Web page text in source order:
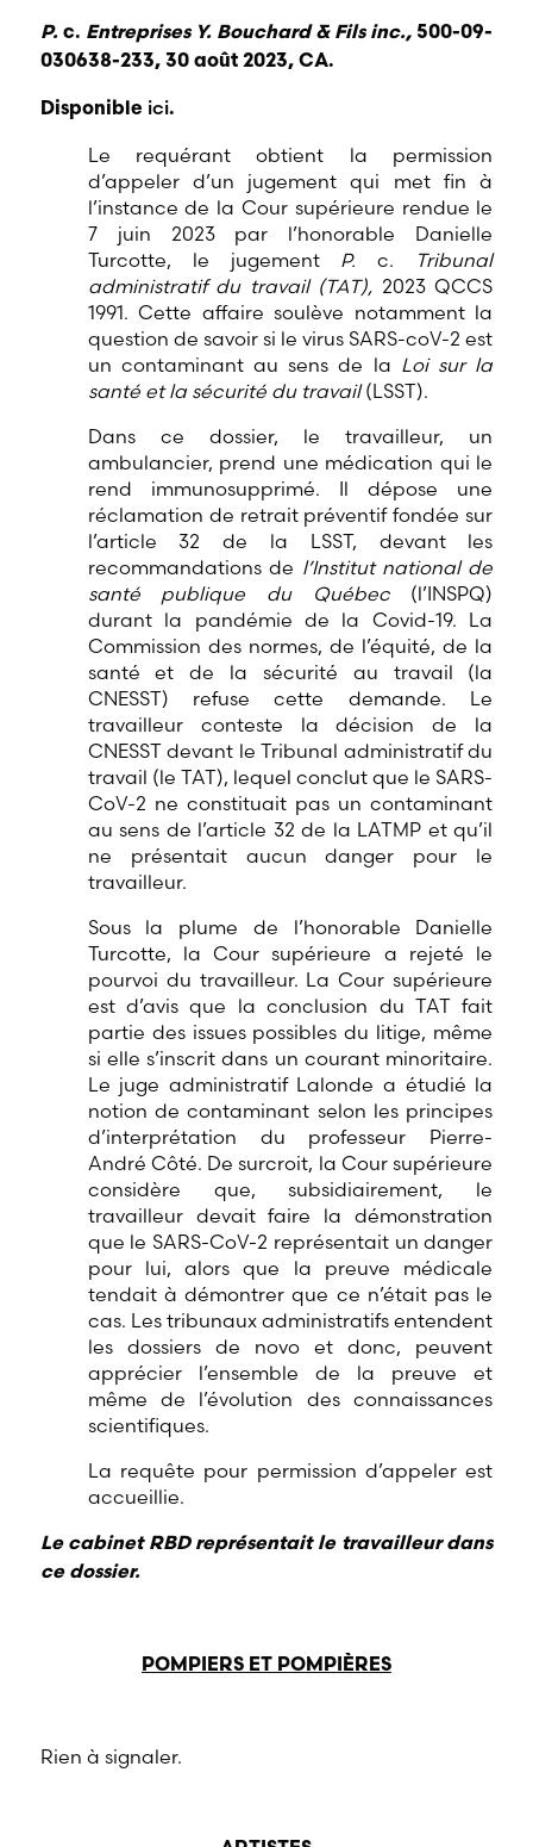
P. c. Entreprises Y. Bouchard & Fils inc., 500-09-
030638-233, 30 août 2023, CA.
Disponible ici.
Le requérant obtient la permission
d’appeler d’un jugement qui met fin à
l’instance de la Cour supérieure rendue le
7 juin 2023 par l’honorable Danielle
Turcotte, le jugement P. c.
Tribunal
administratif du travail (TAT), 2023 QCCS
1991. Cette affaire soulève notamment la
question de savoir si le virus SARS-coV-2 est
un contaminant au sens de la Loi sur la
santé et la sécurité du travail(LSST).
Dans ce dossier, le travailleur, un
ambulancier, prend une médication qui le
rend immunosupprimé. Il dépose une
réclamation de retrait préventif fondée sur
l’article 32 de la LSST, devant les
recommandations de l’Institut national de
santé publique du Québec(l’INSPQ)
durant la pandémie de la Covid-19. La
Commission des normes, de l’équité, de la
santé et de la sécurité au travail (la
CNESST) refuse cette demande. Le
travailleur conteste la décision de la
CNESST devant le Tribunal administratif du
travail (le TAT), lequel conclut que le SARS-
CoV-2 ne constituait pas un contaminant
au sens de l’article 32 de la LATMP et qu’il
ne présentait aucun danger pour le
travailleur.
Sous la plume de l’honorable Danielle
Turcotte, la Cour supérieure a rejeté le
pourvoi du travailleur. La Cour supérieure
est d’avis que la conclusion du TAT fait
partie des issues possibles du litige, même
si elle s’inscrit dans un courant minoritaire.
Le juge administratif Lalonde a étudié la
notion de contaminant selon les principes
d’interprétation du professeur Pierre-
André Côté. De surcroit, la Cour supérieure
considère que, subsidiairement, le
travailleur devait faire la démonstration
que le SARS-CoV-2 représentait un danger
pour lui, alors que la preuve médicale
tendait à démontrer que ce n’était pas le
cas. Les tribunaux administratifs entendent
les dossiers de novo et donc, peuvent
apprécier l’ensemble de la preuve et
même de l’évolution des connaissances
scientifiques.
La requête pour permission d’appeler est
accueillie.
Le cabinet RBD représentait le travailleur dans
ce dossier.
POMPIERS ET POMPIÈRES
Rien à signaler.